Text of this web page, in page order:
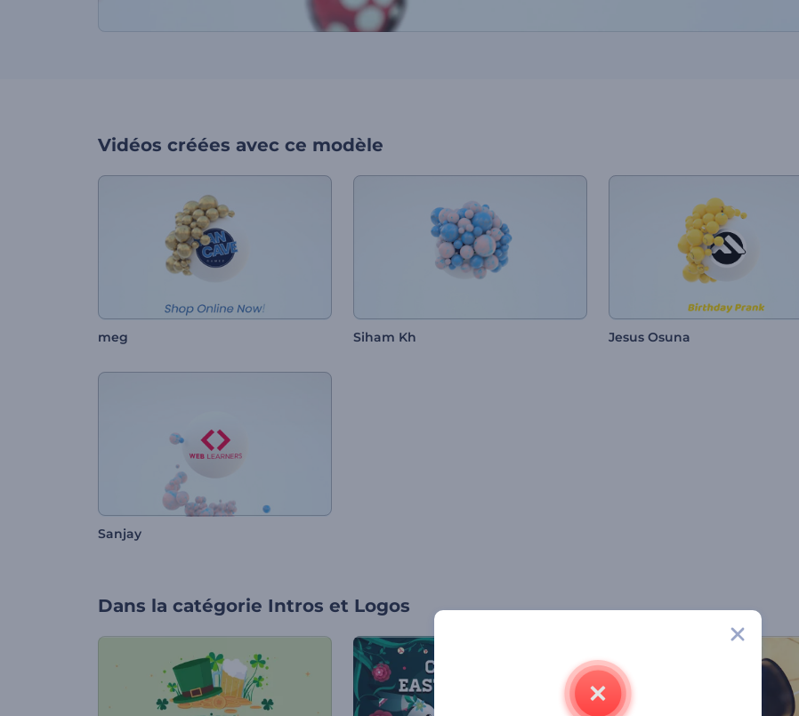
Vidéos créées avec ce modèle
meg Siham Kh Jesus Osuna
Sanjay
Dans la catégorie Intros et Logos